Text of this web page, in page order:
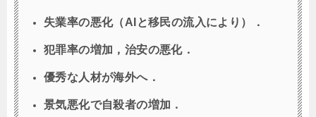
失業率の悪化（AIと移民の流入により）．
犯罪率の増加，治安の悪化．
優秀な人材が海外へ．
景気悪化で自殺者の増加．